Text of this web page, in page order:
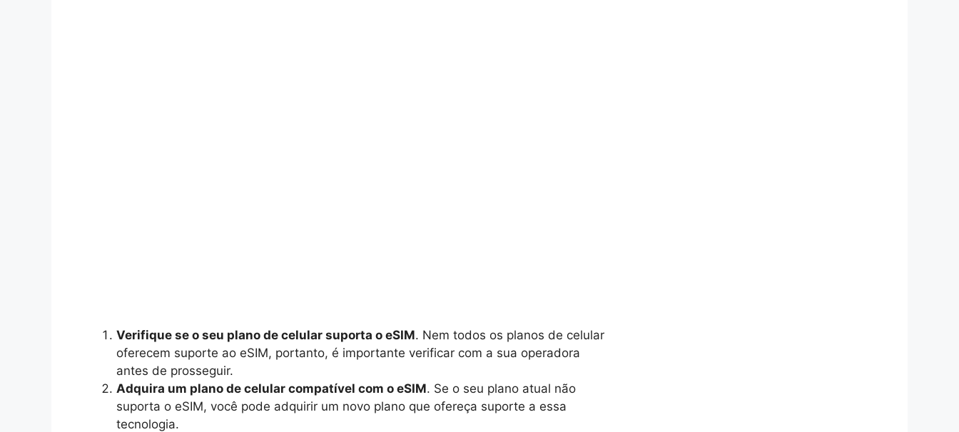
Verifique se o seu plano de celular suporta o eSIM. Nem todos os planos de celular
oferecem suporte ao eSIM, portanto, é importante verificar com a sua operadora
antes de prosseguir.
Adquira um plano de celular compatível com o eSIM. Se o seu plano atual não
suporta o eSIM, você pode adquirir um novo plano que ofereça suporte a essa
tecnologia.